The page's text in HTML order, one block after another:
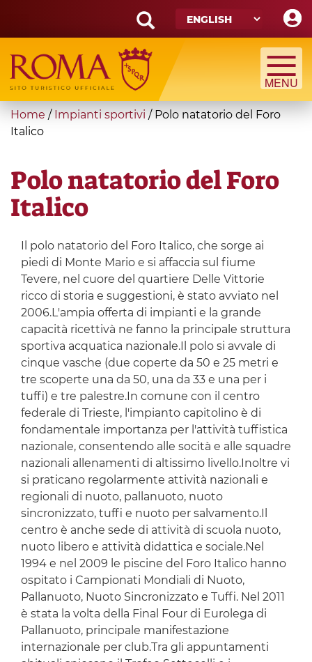
main
content
Search
form
Search
You
are
Home / Impianti sportivi / Polo natatorio del Foro
Italico
Polo natatorio del Foro
Italico
Il polo natatorio del Foro Italico, che sorge ai
piedi di Monte Mario e si affaccia sul fiume
Tevere, nel cuore del quartiere Delle Vittorie
ricco di storia e suggestioni, è stato avviato nel
2006.L'ampia offerta di impianti e la grande
capacità ricettivà ne fanno la principale struttura
sportiva acquatica nazionale.Il polo si avvale di
cinque vasche (due coperte da 50 e 25 metri e
tre scoperte una da 50, una da 33 e una per i
tuffi) e tre palestre.In comune con il centro
federale di Trieste, l'impianto capitolino è di
fondamentale importanza per l'attività tuffistica
nazionale, consentendo alle socità e alle squadre
nazionali allenamenti di altissimo livello.Inoltre vi
si praticano regolarmente attività nazionali e
regionali di nuoto, pallanuoto, nuoto
sincronizzato, tuffi e nuoto per salvamento.Il
centro è anche sede di attività di scuola nuoto,
nuoto libero e attività didattica e sociale.Nel
1994 e nel 2009 le piscine del Foro Italico hanno
ospitato i Campionati Mondiali di Nuoto,
Pallanuoto, Nuoto Sincronizzato e Tuffi. Nel 2011
è stata la volta della Final Four di Eurolega di
Pallanuoto, principale manifestazione
internazionale per club.Tra gli appuntamenti